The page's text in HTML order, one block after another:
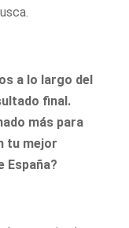
a lo largo del
final.
más para
tu mejor
España?